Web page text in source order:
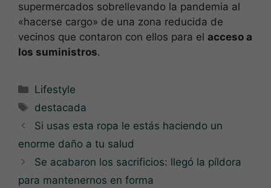
supermercados sobrellevando la pandemia al
«hacerse cargo» de una zona reducida de
vecinos que contaron con ellos para el acceso a
los suministros.
Categorías
Lifestyle
Etiquetas
destacada
Si usas esta ropa le estás haciendo un
enorme daño a tu salud
Se acabaron los sacrificios: llegó la píldora
para mantenernos en forma